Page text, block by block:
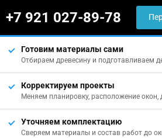
+7 921 027-89-78
Готовим материалы сами
Отбираем древесину и подготавливаем
Корректируем проекты
Меняем планировку, расположение окон,
Уточняем комплектацию
Сверяем материалы и состав работ до